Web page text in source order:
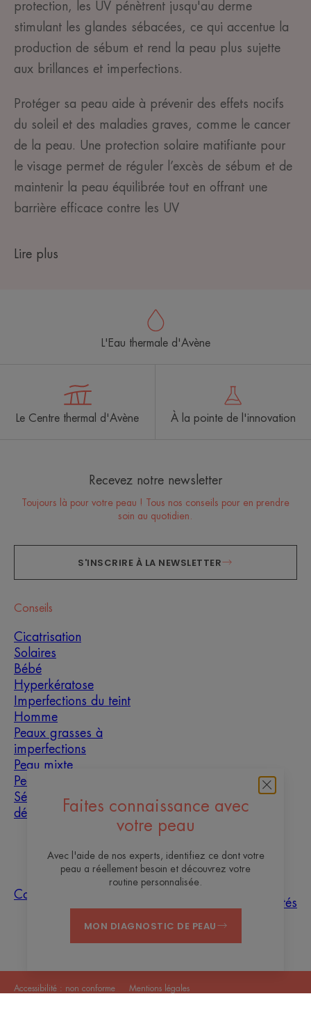
protection, les UV pénètrent jusqu'au derme
stimulant les glandes sébacées, ce qui accentue la
production de sébum et rend la peau plus sujette
aux brillances et imperfections.
Protéger sa peau aide à prévenir des effets nocifs
du soleil et des maladies graves, comme le cancer
de la peau. Une protection solaire matifiante pour
le visage permet de réguler l’excès de sébum et de
maintenir la peau équilibrée tout en offrant une
barrière efficace contre les UV
Lire plus
Faites connaissance avec
votre peau
Avec l'aide de nos experts, identifiez ce dont votre
peau a réellement besoin et découvrez votre
routine personnalisée.
MON DIAGNOSTIC DE PEAU
L'Eau thermale d'Avène
Le Centre thermal d'Avène À la pointe de l'innovation
Recevez notre newsletter
Toujours là pour votre peau ! Tous nos conseils pour en prendre
soin au quotidien.
S'INSCRIRE À LA NEWSLETTER
Conseils
Cicatrisation
Solaires
Bébé
Hyperkératose
Imperfections du teint
Homme
Peaux grasses à
imperfections
Peau mixte
Peau sèche
Sécheresse et
déshydratation
À propos
Contact
Questions
Tri des
Les sites des
Pierre Fabre
actualités
Accessibilité : non conforme
Mentions légales